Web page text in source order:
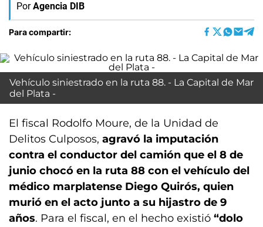
Por Agencia DIB
Para compartir:
Vehículo siniestrado en la ruta 88. - La Capital de Mar
del Plata -
El fiscal Rodolfo Moure, de la Unidad de
Delitos Culposos, agravó la imputación
contra el conductor del camión que el 8 de
junio chocó en la ruta 88 con el vehículo del
médico marplatense Diego Quirós, quien
murió en el acto junto a su hijastro de 9
años. Para el fiscal, en el hecho existió “dolo